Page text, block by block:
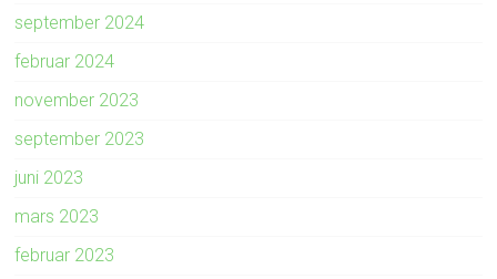
september 2024
februar 2024
november 2023
september 2023
juni 2023
mars 2023
februar 2023